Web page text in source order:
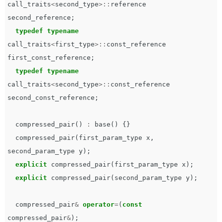
call_traits<second_type>:: reference
second_reference ;
typedef typename
call_traits<first_type>:: const_reference
first_const_reference ;
typedef typename
call_traits<second_type>:: const_reference
second_const_reference ;
compressed_pair() : base ()
{}
compressed_pair( first_param_type x ,
second_param_type y );
explicit
compressed_pair( first_param_type x );
explicit
compressed_pair( second_param_type y );
compressed_pair& operator=( const
compressed_pair& );